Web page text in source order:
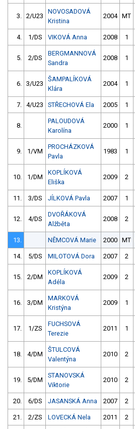
3. 2/U23
NOVOSADOVÁ
Kristina
2004 MT
4. 1/DS VIKOVÁ Anna 2008 1
5. 2/DS
BERGMANNOVÁ
Sandra
2008 1
6. 3/U23
ŠAMPALÍKOVÁ
Klára
2004 1
7. 4/U23 STŘECHOVÁ Ela 2005 1
8.
PALOUDOVÁ
Karolína
2000 1
9. 1/VM
PROCHÁZKOVÁ
Pavla
1983 1
10. 1/DM
KOPLÍKOVÁ
Eliška
2009 2
11. 3/DS JÍLKOVÁ Pavla 2007 1
12. 4/DS
DVOŘÁKOVÁ
Alžběta
2008 2
13. NĚMCOVÁ Marie 2000 MT
14. 5/DS MILOTOVÁ Dora 2007 2
15. 2/DM
KOPLÍKOVÁ
Adéla
2009 2
16. 3/DM
MARKOVÁ
Kristýna
2009 1
17. 1/ZS
FUCHSOVÁ
Terezie
2011 1
18. 4/DM
ŠTULCOVÁ
Valentýna
2010 2
19. 5/DM
STANOVSKÁ
Viktorie
2010 2
20. 6/DS JASANSKÁ Anna 2007 2
21. 2/ZS LOVECKÁ Nela 2011 2